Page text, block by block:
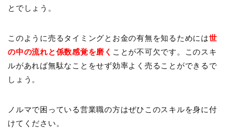
とでしょう。
このように売るタイミングとお金の有無を知るためには世
の中の流れと係数感覚を磨く ことが不可欠です。このスキ
ルがあれば無駄なことをせず効率よく売ることができるで
しょう。
ノルマで困っている営業職の方はぜひこのスキルを身に付
けてください。